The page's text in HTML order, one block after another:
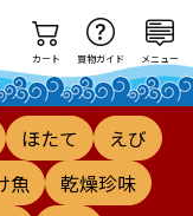
カート 買物ガイド メニュー
ほたて
えび
魚
乾燥珍味